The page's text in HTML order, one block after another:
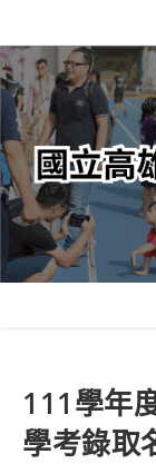
轉
至
主
內
容
111學年
學考錄取